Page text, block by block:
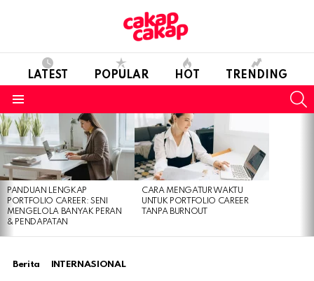
LATEST POPULAR HOT TRENDING
LATEST
STORIES
PANDUAN LENGKAP
PORTFOLIO CAREER: SENI
MENGELOLA BANYAK PERAN
& PENDAPATAN
CARA MENGATUR WAKTU
UNTUK PORTFOLIO CAREER
TANPA BURNOUT
Berita INTERNASIONAL